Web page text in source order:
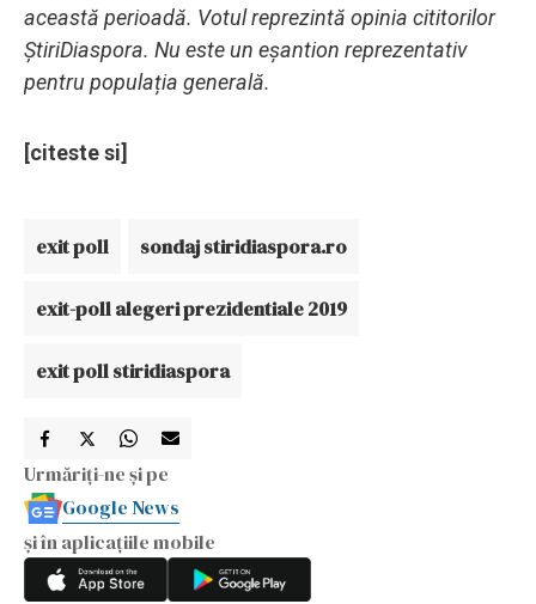
această perioadă. Votul reprezintă opinia cititorilor
ȘtiriDiaspora. Nu este un eșantion reprezentativ
pentru populația generală.
[citeste si]
exit poll sondaj stiridiaspora.ro
exit-poll alegeri prezidentiale 2019
exit poll stiridiaspora
Urmăriți-ne și pe
Google News
și în aplicațiile mobile